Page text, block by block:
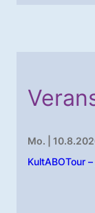
Mo. |
KultABOTour